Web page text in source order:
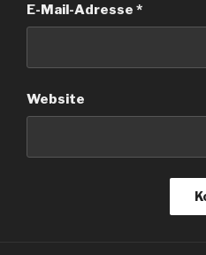
E-Mail-Adresse *
Website